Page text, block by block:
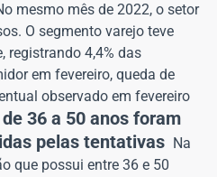
mesmo mês de 2022, o setor
O segmento varejo teve
registrando 4,4% das
em fevereiro, queda de
observado em fevereiro
36 a 50 anos foram
pelas tentativas Na
que possui entre 36 e 50